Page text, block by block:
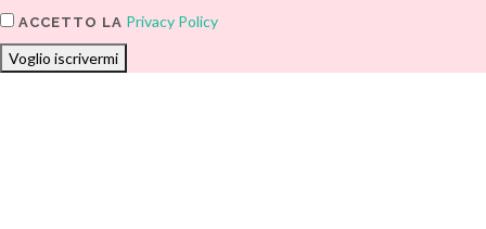
ACCETTO LA Privacy Policy
Voglio iscrivermi